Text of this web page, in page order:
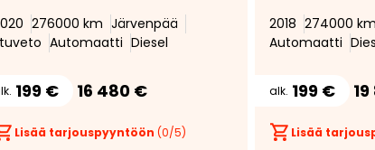
*
*
* Led ajovalot *
käynnistys *
276000 km Järvenpää
Automaatti Diesel
199 € 16 480 €
Lisää tarjouspyyntöön (0/5)
Ajovalot *
Sporttipenkit *
Sähköinen
2018 274000 km
Automaatti
alk. 199 €
Lisää